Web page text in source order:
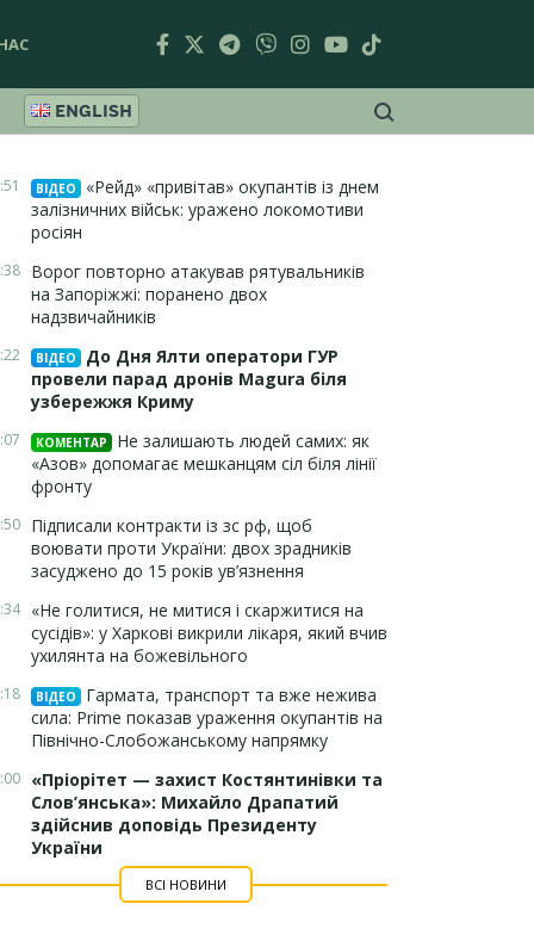
ENGLISH
ВІДЕО
«Рейд» «привітав» окупантів із днем
залізничних військ: уражено локомотиви
росіян
Ворог повторно атакував рятувальників
на Запоріжжі: поранено двох
надзвичайників
ВІДЕО
До Дня Ялти оператори ГУР
провели парад дронів Magura біля
узбережжя Криму
КОМЕНТАР
Не залишають людей самих: як
«Азов» допомагає мешканцям сіл біля лінії
фронту
Підписали контракти із зс рф, щоб
воювати проти України: двох зрадників
засуджено до 15 років ув’язнення
«Не голитися, не митися і скаржитися на
сусідів»: у Харкові викрили лікаря, який вчив
ухилянта на божевільного
ВІДЕО
Гармата, транспорт та вже нежива
сила: Prime показав ураження окупантів на
Північно-Слобожанському напрямку
«Пріорітет — захист Костянтинівки та
Слов’янська»: Михайло Драпатий
здійснив доповідь Президенту
України
ВСІ НОВИНИ